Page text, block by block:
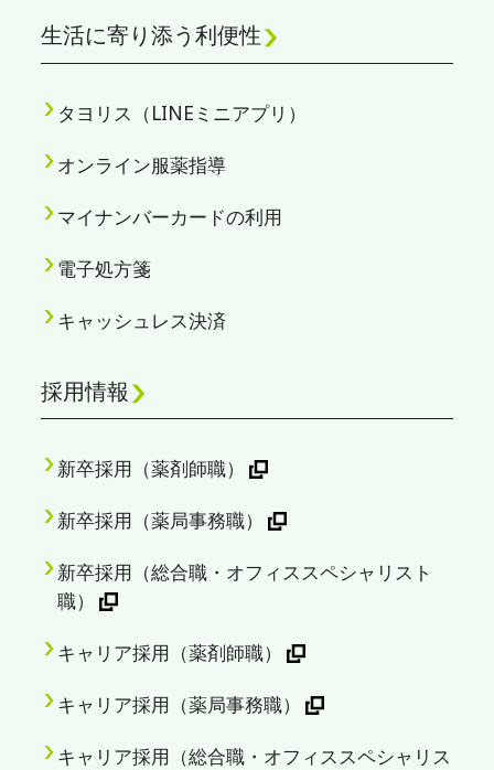
生活に寄り添う利便性
タヨリス（LINEミニアプリ）
オンライン服薬指導
マイナンバーカードの利用
電子処方箋
キャッシュレス決済
採用情報
新卒採用（薬剤師職）
新卒採用（薬局事務職）
新卒採用（総合職・オフィススペシャリスト
職）
キャリア採用（薬剤師職）
キャリア採用（薬局事務職）
キャリア採用（総合職・オフィススペシャリス